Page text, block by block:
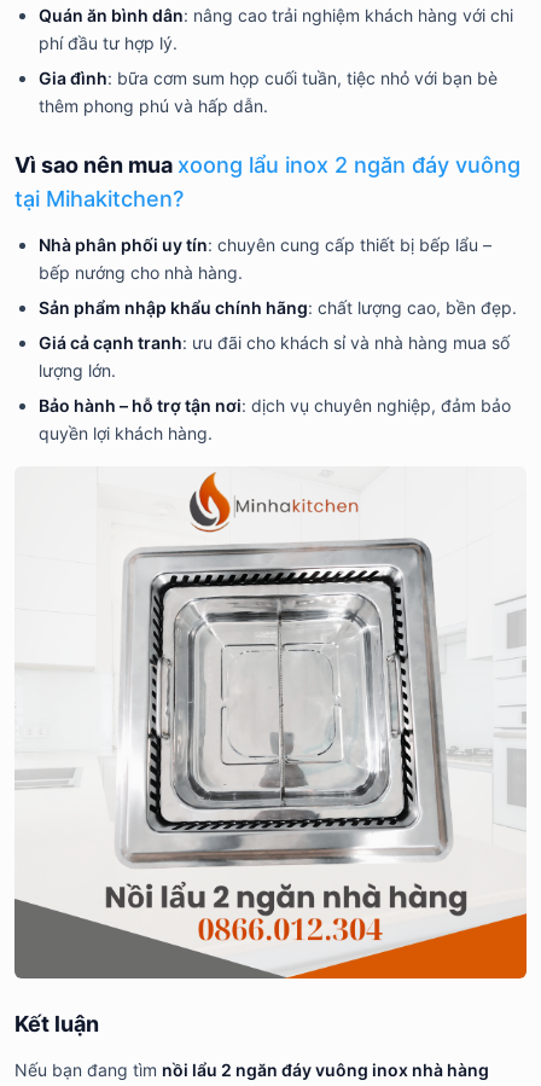
Quán ăn bình dân: nâng cao trải nghiệm khách hàng với chi
phí đầu tư hợp lý.
Gia đình: bữa cơm sum họp cuối tuần, tiệc nhỏ với bạn bè
thêm phong phú và hấp dẫn.
Vì sao nên mua xoong lẩu inox 2 ngăn đáy vuông
tại Mihakitchen?
Nhà phân phối uy tín: chuyên cung cấp thiết bị bếp lẩu –
bếp nướng cho nhà hàng.
Sản phẩm nhập khẩu chính hãng: chất lượng cao, bền đẹp.
Giá cả cạnh tranh: ưu đãi cho khách sỉ và nhà hàng mua số
lượng lớn.
Bảo hành – hỗ trợ tận nơi: dịch vụ chuyên nghiệp, đảm bảo
quyền lợi khách hàng.
Kết luận
Nếu bạn đang tìm nồi lẩu 2 ngăn đáy vuông inox nhà hàng